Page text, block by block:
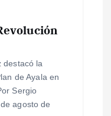
destacó la
de Ayala en
Sergio
agosto de